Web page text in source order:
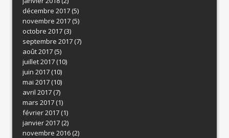
décembre 2017(5)
novembre 2017(5)
octobre 2017(3)
septembre 2017(7)
août 2017(5)
juillet 2017(10)
juin 2017(10)
mai 2017(10)
avril 2017(7)
mars 2017(1)
février 2017(1)
janvier 2017(2)
novembre 2016(2)